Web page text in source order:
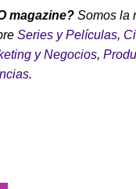
magazine? Somos la
Series y Películas,
y Negocios,
.